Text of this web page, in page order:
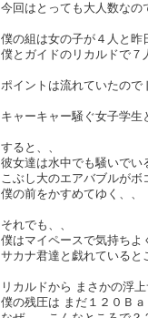
今回はとっても大人数なの
僕の組は女の子が４人と昨
僕とガイドのリカルドで７
ポイントは流れていたので
キャーキャー騒ぐ女子学生
すると、、
彼女達は水中でも騒いでい
こぶし大のエアバブルがボ
僕の前をかすめてゆく、、
それでも、、
僕はマイペースで気持ちよ
サカナ君達と戯れていると
リカルドから まさかの浮
僕の残圧は まだ１２０Ｂ